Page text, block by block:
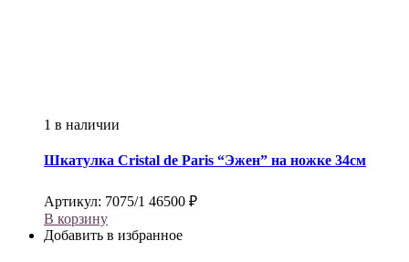
1 в наличии
Шкатулка Cristal de Paris “Эжен” на ножке 34см
Артикул: 7075/1 46500 ₽
В корзину
Добавить в избранное